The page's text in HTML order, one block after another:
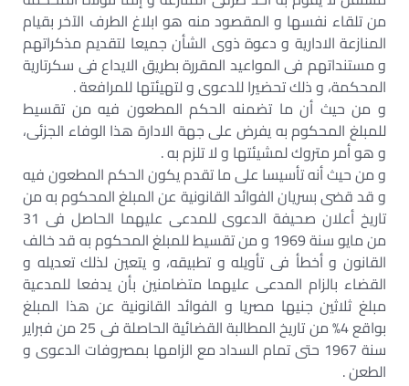
من تلقاء نفسها و المقصود منه هو ابلاغ الطرف الآخر بقيام
المنازعة الادارية و دعوة ذوى الشأن جميعا لتقديم مذكراتهم
و مستنداتهم فى المواعيد المقررة بطريق الايداع فى سكرتارية
المحكمة، و ذلك تحضيرا للدعوى و لتهيئتها للمرافعة .
و من حيث أن ما تضمنه الحكم المطعون فيه من تقسيط
للمبلغ المحكوم به يفرض على جهة الادارة هذا الوفاء الجزئى،
و هو أمر متروك لمشيئتها و لا تلزم به .
و من حيث أنه تأسيسا على ما تقدم يكون الحكم المطعون فيه
و قد قضى بسريان الفوائد القانونية عن المبلغ المحكوم به من
تاريخ أعلان صحيفة الدعوى للمدعى عليهما الحاصل فى 31
من مايو سنة 1969 و من تقسيط للمبلغ المحكوم به قد خالف
القانون و أخطأ فى تأويله و تطبيقه، و يتعين لذلك تعديله و
القضاء بالزام المدعى عليهما متضامنين بأن يدفعا للمدعية
مبلغ ثلاثين جنيها مصريا و الفوائد القانونية عن هذا المبلغ
بواقع 4% من تاريخ المطالبة القضائية الحاصلة فى 25 من فبراير
سنة 1967 حتى تمام السداد مع الزامها بمصروفات الدعوى و
الطعن .